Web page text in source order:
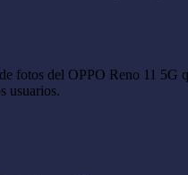
del OPPO Reno 11
usuarios.